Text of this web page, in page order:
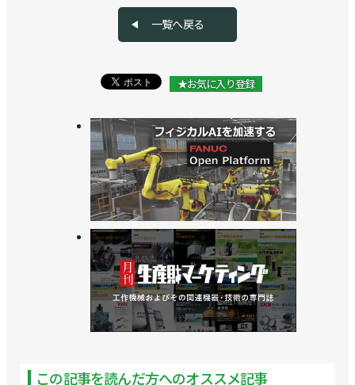
一覧へ戻る
★お気に入り登録
この記事を読んだ方へのオススメ記事